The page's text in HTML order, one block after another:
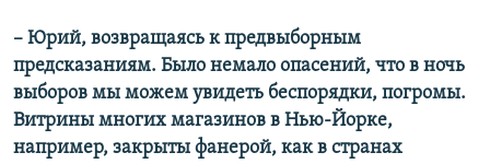
– Юрий, возвращаясь к предвыборным
предсказаниям. Было немало опасений, что в ночь
выборов мы можем увидеть беспорядки, погромы.
Витрины многих магазинов в Нью-Йорке,
например, закрыты фанерой, как в странах